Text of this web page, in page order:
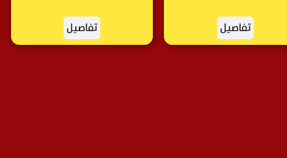
تفاصيل تفاصيل